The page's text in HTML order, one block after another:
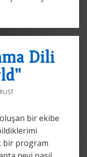
Dili
RUST
oluşan bir ekibe
bir program